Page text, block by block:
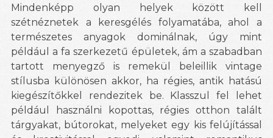
Mindenképp olyan helyek között kell
szétnéznetek a keresgélés folyamatába, ahol a
természetes anyagok dominálnak, úgy mint
például a fa szerkezetű épületek, ám a szabadban
tartott menyegző is remekül beleillik vintage
stílusba különösen akkor, ha régies, antik hatású
kiegészítőkkel rendezitek be. Klasszul fel lehet
például használni kopottas, régies otthon talált
tárgyakat, bútorokat, melyeket egy kis felújítással